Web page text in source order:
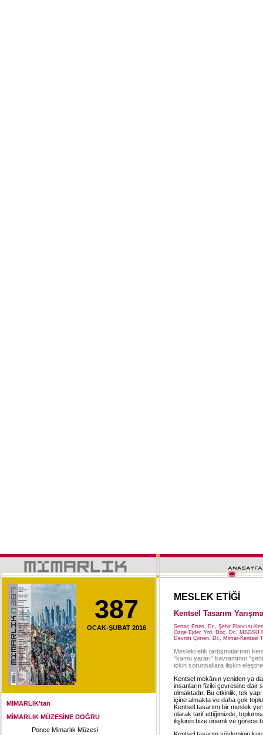
387
OCAK-ŞUBAT 2016
MİMARLIK'tan
MİMARLIK MÜZESİNE DOĞRU
Ponce Mimarlık Müzesi
MESLEK ETİĞİ
Kentsel Tasarım
Sertaç Erten, Dr., Şehir Plancısı-
Özge Ejder, Yrd. Doç. Dr., MSGSÜ
Devrim Çimen, Dr., Mimar-Kentsel
Mesleki etik tartışmalarının
“kamu yararı” kavramının
içkin sorunsallara ilişkin
Kentsel mekânın yeniden ya
insanların fiziki çevresine dair
olmaktadır. Bu etkinlik, tek
içine almakta ve daha çok
Kentsel tasarımı bir meslek
olarak tarif ettiğimizde,
ilişkinin bize önemli ve görece